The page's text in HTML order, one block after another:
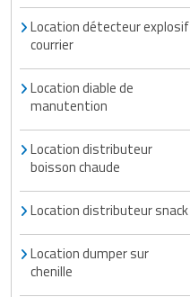
Location détecteur explosif
courrier
Location diable de
manutention
Location distributeur
boisson chaude
Location distributeur snack
Location dumper sur
chenille